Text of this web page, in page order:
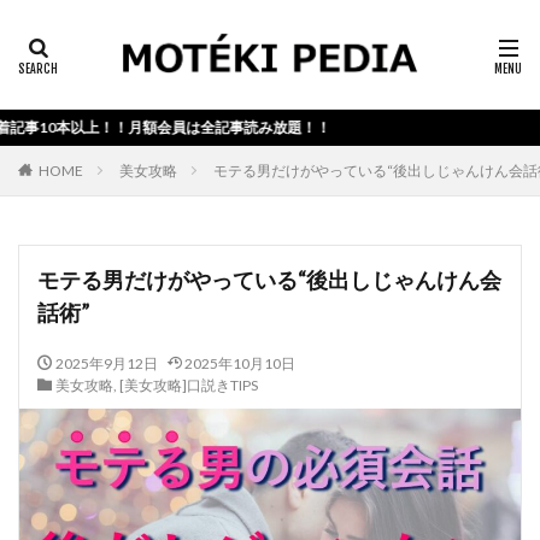
以上！！月額会員は全記事読み放題！！
HOME 美女攻略 モテる男だけがやっている“後出しじゃんけん会話
モテる男だけがやっている“後出しじゃんけん会
話術”
2025年9月12日
2025年10月10日
美女攻略, [美女攻略]口説きTIPS